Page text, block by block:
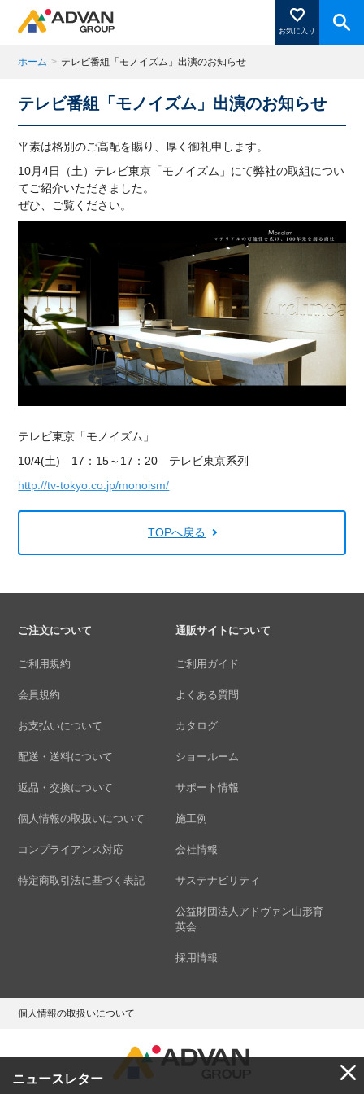
お気に入り
商品ページにある「お気に入り登録」を押すと登録した
商品がここに表示されます。
ニュースレター
ホーム > テレビ番組「モノイズム」出演のお知らせ
テレビ番組「モノイズム」出演のお知らせ
平素は格別のご高配を賜り、厚く御礼申します。
10月4日（土）テレビ東京「モノイズム」にて弊社の取組につい
てご紹介いただきました。
ぜひ、ご覧ください。
テレビ東京「モノイズム」
10/4(土) 17：15～17：20 テレビ東京系列
http://tv-tokyo.co.jp/monoism/
TOPへ戻る
ご注文について
ご利用規約
会員規約
お支払いについて
配送・送料について
返品・交換について
個人情報の取扱いについて
コンプライアンス対応
特定商取引法に基づく表記
通販サイトについて
ご利用ガイド
よくある質問
カタログ
ショールーム
サポート情報
施工例
会社情報
サステナビリティ
公益財団法人アドヴァン山形育
英会
採用情報
個人情報の取扱いについて